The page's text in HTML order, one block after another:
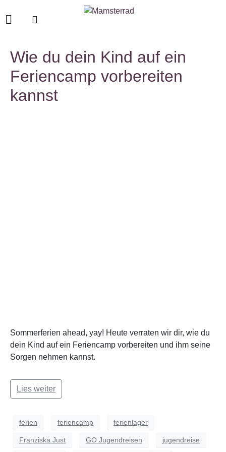
Wie du dein Kind auf ein
Feriencamp vorbereiten
kannst
Sommerferien ahead, yay! Heute verraten wir dir, wie du
dein Kind auf ein Feriencamp vorbereiten und ihm seine
Sorgen nehmen kannst.
Lies weiter
ferien feriencamp ferienlager
Franziska Just GO Jugendreisen jugendreise